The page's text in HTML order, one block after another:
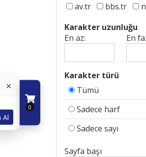
av.tr
bbs.tr
Karakter uzunluğu
En az:
En
Karakter türü
Tümü
Sadece harf
Sadece sayı
Sayfa başı
0
×
Al